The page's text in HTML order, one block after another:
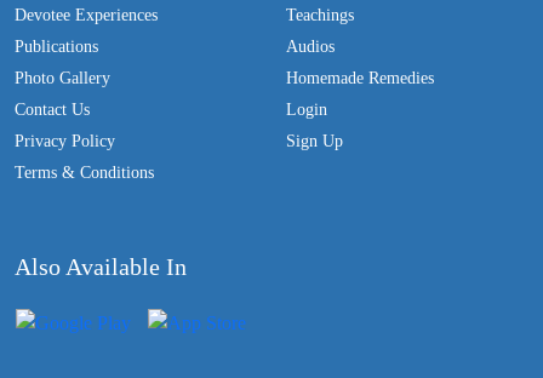
Devotee Experiences
Publications
Photo Gallery
Contact Us
Privacy Policy
Terms & Conditions
Teachings
Audios
Homemade Remedies
Login
Sign Up
Also Available In